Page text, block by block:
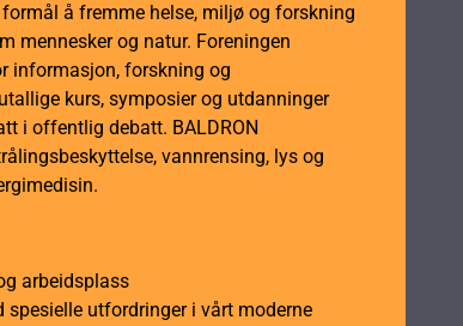
å fremme helse, miljø og forskning
mennesker og natur. Foreningen
informasjon, forskning og
kurs, symposier og utdanninger
i offentlig debatt. BALDRON
vannrensing, lys og
arbeidsplass
spesielle utfordringer i vårt moderne